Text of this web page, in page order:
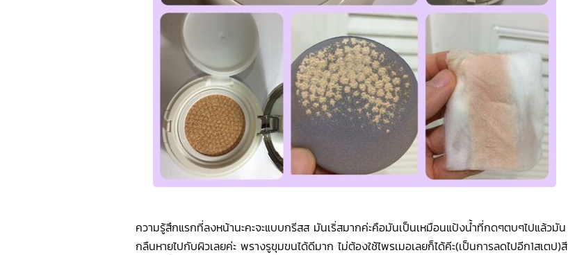
ความรู้สึกแรกที่ลงหน้านะคะจะแบบกรีสส มันเริ่สมากค่ะคือมันเป็นเหมือนแป้งน้ำที่กดๆตบๆไปแล้วมัน
กลืนหายไปกับผิวเลยค่ะ พรางรูขุมขนได้ดีมาก ไม่ต้องใช้ไพรเมอเลยก็ได้คีะ(เป็นการลดไปอีก1สเตป)สี